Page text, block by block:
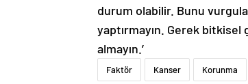
durum olabilir. Bunu
yaptırmayın. Gerek
almayın.’
Faktör Kanser Korunma